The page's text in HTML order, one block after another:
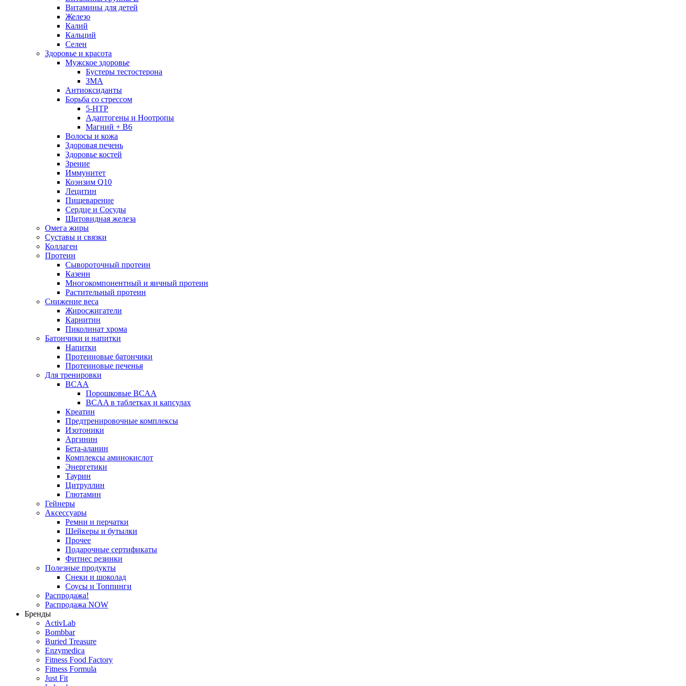
Витамины для детей
Железо
Калий
Кальций
Селен
Здоровье и красота
Мужское здоровье
Бустеры тестостерона
ЗМА
Антиоксиданты
Борьба со стрессом
5-HTP
Адаптогены и Ноотропы
Магний + В6
Волосы и кожа
Здоровая печень
Здоровье костей
Зрение
Иммунитет
Коэнзим Q10
Лецитин
Пищеварение
Сердце и Сосуды
Щитовидная железа
Омега жиры
Суставы и связки
Коллаген
Протеин
Сывороточный протеин
Казеин
Многокомпонентный и яичный протеин
Растительный протеин
Снижение веса
Жиросжигатели
Карнитин
Пиколинат хрома
Батончики и напитки
Напитки
Протеиновые батончики
Протеиновые печенья
Для тренировки
BCAA
Порошковые BCAA
BCAA в таблетках и капсулах
Креатин
Предтренировочные комплексы
Изотоники
Аргинин
Бета-аланин
Комплексы аминокислот
Энергетики
Таурин
Цитруллин
Глютамин
Гейнеры
Аксессуары
Ремни и перчатки
Шейкеры и бутылки
Прочее
Подарочные сертификаты
Фитнес резинки
Полезные продукты
Снеки и шоколад
Соусы и Топпинги
Распродажа!
Распродажа NOW
Бренды
ActivLab
Bombbar
Buried Treasure
Enzymedica
Fitness Food Factory
Fitness Formula
Just Fit